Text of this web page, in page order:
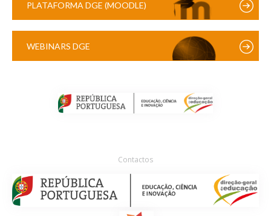
PLATAFORMA DGE (MOODLE)
WEBINARS DGE
Contactos